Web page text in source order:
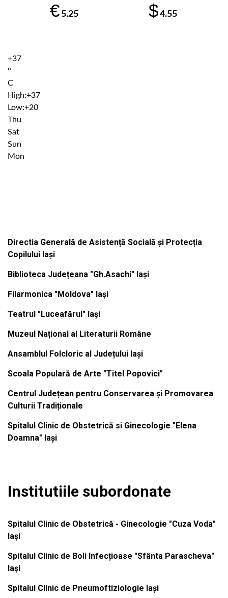
€ 5.25 $4.55
+37
°
C
High:+37
Low:+20
Thu
Sat
Sun
Mon
Directia Generală de Asistență Socială și Protecția
Copilului Iași
Biblioteca Județeana "Gh.Asachi" Iași
Filarmonica "Moldova" Iași
Teatrul "Luceafărul" Iași
Muzeul Național al Literaturii Române
Ansamblul Folcloric al Județului Iași
Scoala Populară de Arte "Titel Popovici"
Centrul Județean pentru Conservarea și Promovarea
Culturii Tradiționale
Spitalul Clinic de Obstetrică si Ginecologie "Elena
Doamna" Iași
Institutiile subordonate
Spitalul Clinic de Obstetrică - Ginecologie "Cuza Voda"
Iași
Spitalul Clinic de Boli Infecțioase "Sfânta Parascheva"
Iași
Spitalul Clinic de Pneumoftiziologie Iași